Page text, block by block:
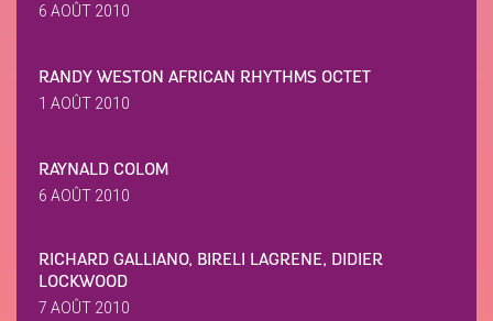
6 AOÛT 2010
RANDY WESTON AFRICAN RHYTHMS OCTET
1 AOÛT 2010
RAYNALD COLOM
6 AOÛT 2010
RICHARD GALLIANO, BIRELI LAGRENE, DIDIER
LOCKWOOD
7 AOÛT 2010